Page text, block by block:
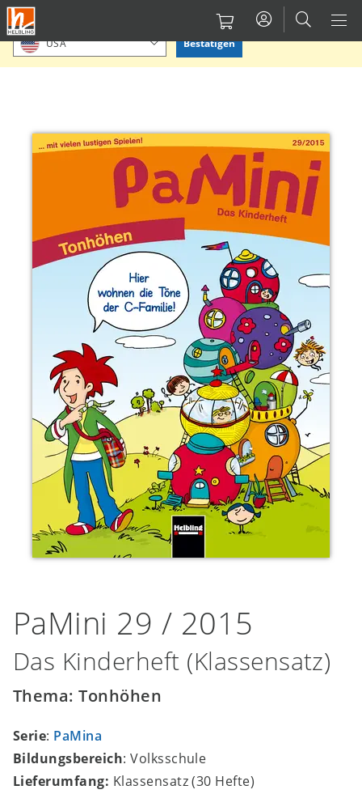
Direkt
zum
Inhalt
Bitte Standort bestätigen oder einen anderen auswählen.
USA Bestätigen
PaMini 29 / 2015
Das Kinderheft (Klassensatz)
Thema: Tonhöhen
Serie: PaMina
Bildungsbereich: Volksschule
Lieferumfang: Klassensatz (30 Hefte)